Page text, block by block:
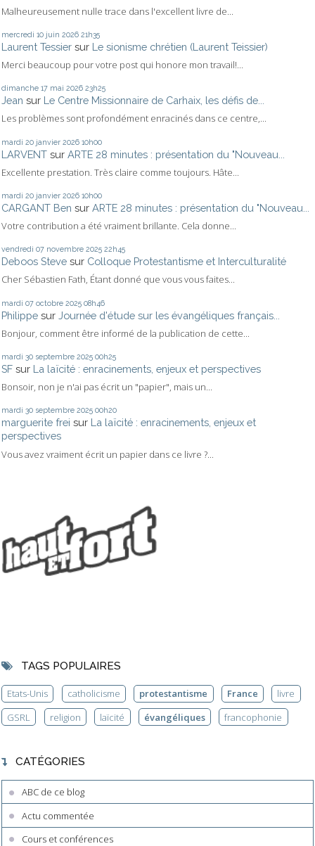
Malheureusement nulle trace dans l'excellent livre de...
mercredi 10 juin 2026 21h35
Laurent Tessier sur Le sionisme chrétien (Laurent Teissier)
Merci beaucoup pour votre post qui honore mon travail!...
dimanche 17 mai 2026 23h25
Jean sur Le Centre Missionnaire de Carhaix, les défis de...
Les problèmes sont profondément enracinés dans ce centre,...
mardi 20 janvier 2026 10h00
LARVENT sur ARTE 28 minutes : présentation du "Nouveau...
Excellente prestation. Très claire comme toujours. Hâte...
mardi 20 janvier 2026 10h00
CARGANT Ben sur ARTE 28 minutes : présentation du "Nouveau...
Votre contribution a été vraiment brillante. Cela donne...
vendredi 07 novembre 2025 22h45
Deboos Steve sur Colloque Protestantisme et Interculturalité
Cher Sébastien Fath, Étant donné que vous vous faites...
mardi 07 octobre 2025 08h46
Philippe sur Journée d'étude sur les évangéliques français...
Bonjour, comment être informé de la publication de cette...
mardi 30 septembre 2025 00h25
SF sur La laïcité : enracinements, enjeux et perspectives
Bonsoir, non je n'ai pas écrit un "papier", mais un...
mardi 30 septembre 2025 00h20
marguerite frei sur La laïcité : enracinements, enjeux et
perspectives
Vous avez vraiment écrit un papier dans ce livre ?...
TAGS POPULAIRES
Etats-Unis catholicisme protestantisme France
livre
GSRL
religion laïcité évangéliques francophonie
CATÉGORIES
ABC de ce blog
Actu commentée
Cours et conférences